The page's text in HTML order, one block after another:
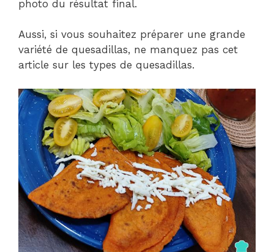
photo du résultat final.
Aussi, si vous souhaitez préparer une grande
variété de quesadillas, ne manquez pas cet
article sur les types de quesadillas.